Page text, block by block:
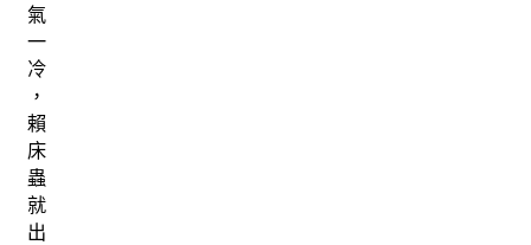
氣
一
冷
，
賴
床
蟲
就
出